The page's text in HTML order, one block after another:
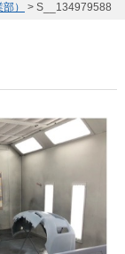
） > S__134979588